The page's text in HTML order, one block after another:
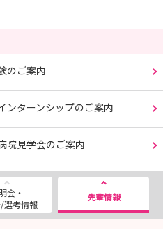
のご案内
ターンシップのご案内
見学会のご案内
会・
選考情報
先輩情報